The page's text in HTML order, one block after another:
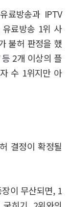
료방송과 IPTV
료방송 1위 사
불허 판정을 했
2개 이상의 플
수 1위지만 아
결정이 확정될
이 무산되면, 1